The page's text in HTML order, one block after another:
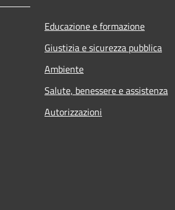
Educazione e formazione
Giustizia e sicurezza pubblica
Ambiente
Salute, benessere e assistenza
Autorizzazioni